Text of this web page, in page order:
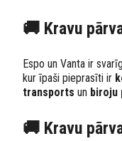
🚚 Kravu
Espo un Vanta ir
kur īpaši pieprasīti ir
transports un biroju
🚚 Kravu